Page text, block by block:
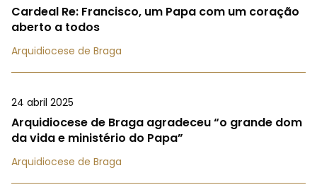
Cardeal Re: Francisco, um Papa com um coração
aberto a todos
Arquidiocese de Braga
24 abril 2025
Arquidiocese de Braga agradeceu “o grande dom
da vida e ministério do Papa”
Arquidiocese de Braga